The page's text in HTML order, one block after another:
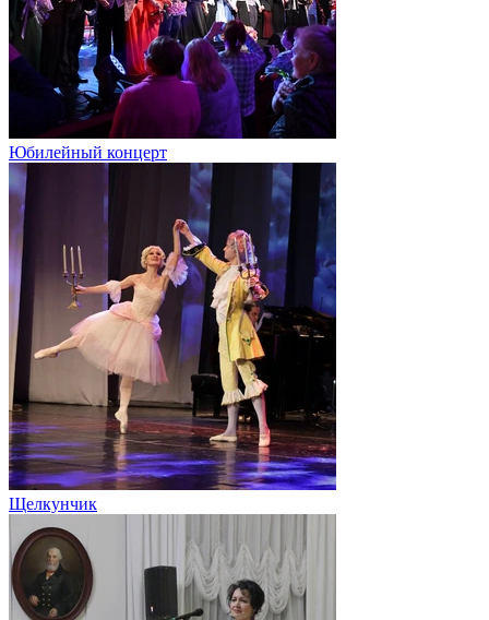
Юбилейный концерт
Щелкунчик